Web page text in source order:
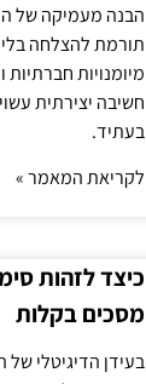
הבנה מעמיקה של
תורמת להצלחה
מיומנויות
חשיבה יצירתית
בעתיד.
לקריאת המאמר »
כיצד לזהות
מסכים בקלות
בעידן הדיגיטלי של